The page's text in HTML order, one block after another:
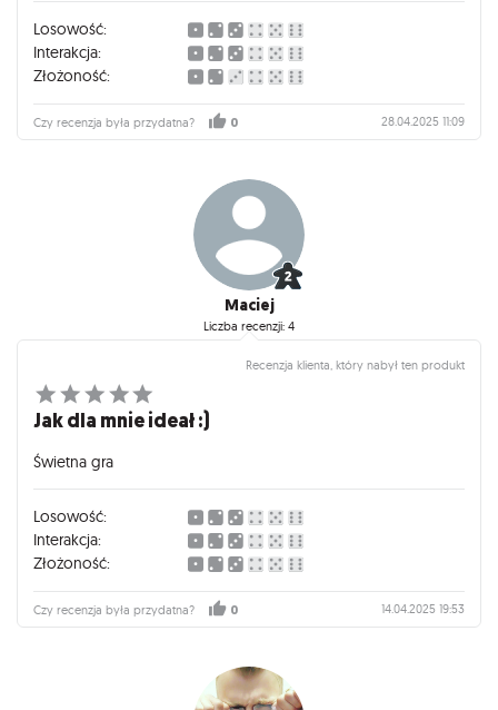
Losowość:
Interakcja:
Złożoność:
Czy recenzja była przydatna? 0 28.04.2025 11:09
Maciej
Liczba recenzji: 4
Recenzja klienta, który nabył ten produkt
Jak dla mnie ideał :)
Świetna gra
Losowość:
Interakcja:
Złożoność:
Czy recenzja była przydatna? 0 14.04.2025 19:53